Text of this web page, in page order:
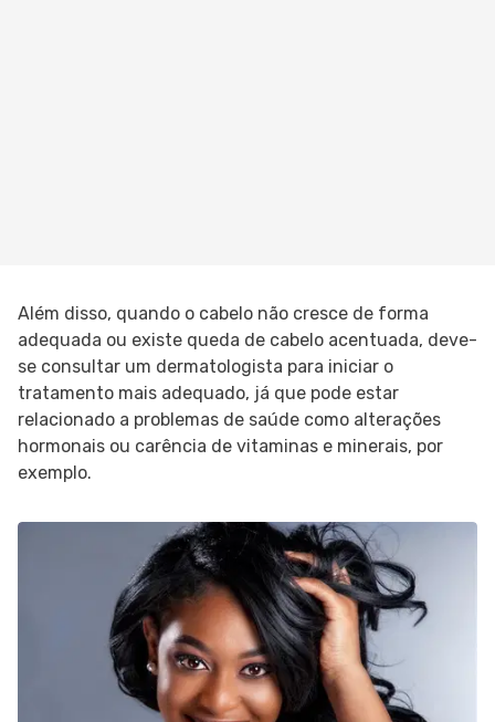
Além disso, quando o cabelo não cresce de forma
adequada ou existe queda de cabelo acentuada, deve-
se consultar um dermatologista para iniciar o
tratamento mais adequado, já que pode estar
relacionado a problemas de saúde como alterações
hormonais ou carência de vitaminas e minerais, por
exemplo.